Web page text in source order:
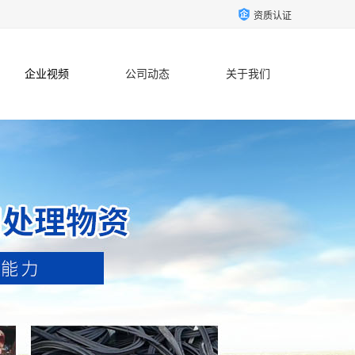
资质认证
企业视频 公司动态 关于我们